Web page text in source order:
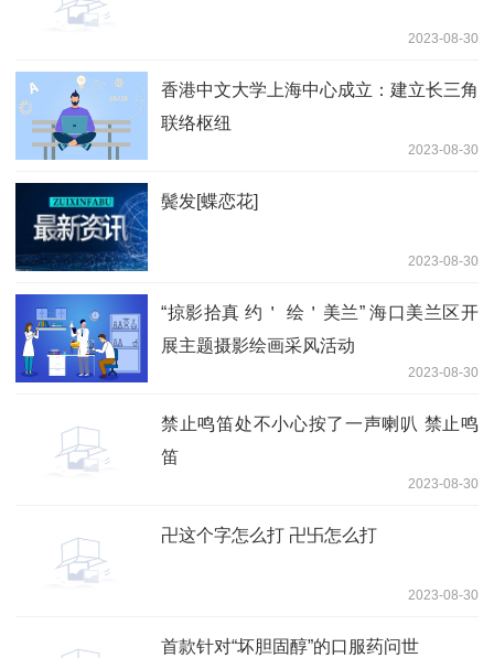
2023-08-30
香港中文大学上海中心成立：建立长三角
联络枢纽
2023-08-30
鬓发[蝶恋花]
2023-08-30
“掠影拾真 约＇ 绘＇美兰” 海口美兰区开
展主题摄影绘画采风活动
2023-08-30
禁止鸣笛处不小心按了一声喇叭 禁止鸣
笛
2023-08-30
卍这个字怎么打 卍卐怎么打
2023-08-30
首款针对“坏胆固醇”的口服药问世